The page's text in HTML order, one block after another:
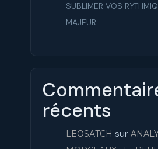
SUBLIMER VOS
MAJEUR
récents
LEOSATCH sur